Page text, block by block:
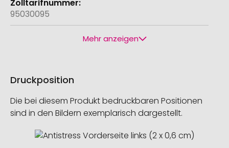
95030095
Mehr anzeigen
Druckposition
Die bei diesem Produkt bedruckbaren Positionen
sind in den Bildern exemplarisch dargestellt.